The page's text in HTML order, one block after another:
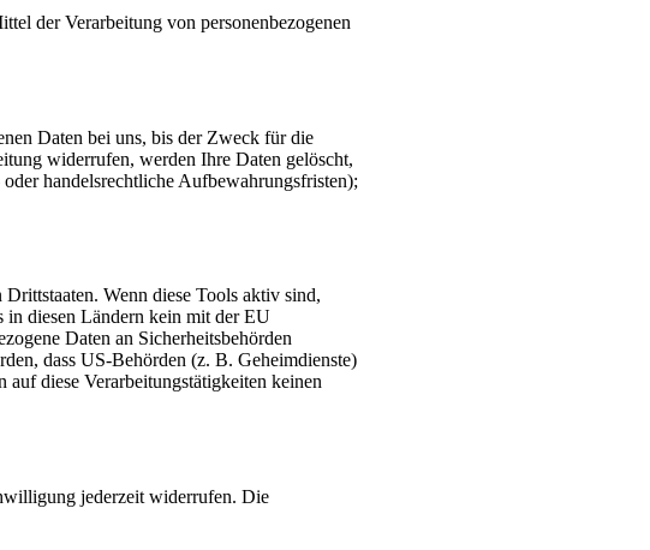
der Verarbeitung von personenbezogenen
Daten bei uns, bis der Zweck für die
widerrufen, werden Ihre Daten gelöscht,
handelsrechtliche Aufbewahrungsfristen);
Wenn diese Tools aktiv sind,
in diesen Ländern kein mit der EU
Daten an Sicherheitsbehörden
dass US-Behörden (z. B. Geheimdienste)
diese Verarbeitungstätigkeiten keinen
jederzeit widerrufen. Die